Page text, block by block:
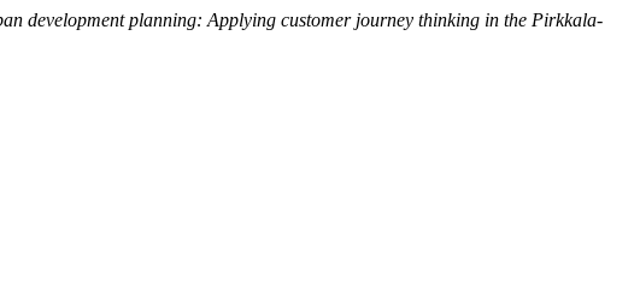
development planning: Applying customer journey thinking in the Pirkkala-